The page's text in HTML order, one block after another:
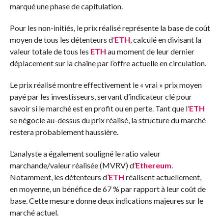
marqué une phase de capitulation.
Pour les non-initiés, le prix réalisé représente la base de coût
moyen de tous les détenteurs d’ETH, calculé en divisant la
valeur totale de tous les ETH au moment de leur dernier
déplacement sur la chaîne par l’offre actuelle en circulation.
Le prix réalisé montre effectivement le « vrai » prix moyen
payé par les investisseurs, servant d’indicateur clé pour
savoir si le marché est en profit ou en perte. Tant que l’ETH
se négocie au-dessus du prix réalisé, la structure du marché
restera probablement haussière.
L’analyste a également souligné le ratio valeur
marchande/valeur réalisée (MVRV) d’Ethereum.
Notamment, les détenteurs d’ETH réalisent actuellement,
en moyenne, un bénéfice de 67 % par rapport à leur coût de
base. Cette mesure donne deux indications majeures sur le
marché actuel.